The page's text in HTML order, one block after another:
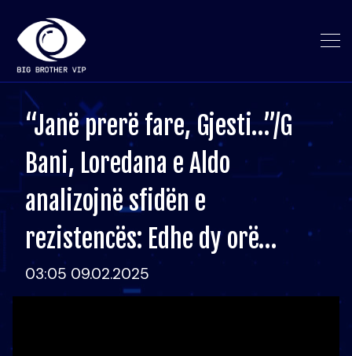
“Janë prerë fare, Gjesti…”/G
Bani, Loredana e Aldo
analizojnë sfidën e
rezistencës: Edhe dy orë…
03:05 09.02.2025